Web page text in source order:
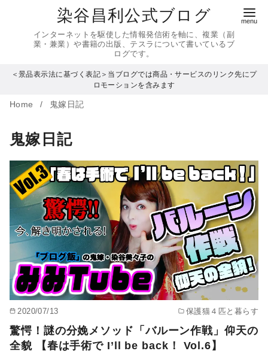
へ
染谷昌利公式ブログ
インターネットを駆使した情報発信術を軸に、複業（副
業・兼業）や書籍の出版、テスラについて書いているブ
ログです。
＜景品表示法に基づく表記＞当ブログでは商品・サービスのリンク先にプ
ロモーションを含みます
Home 鬼嫁日記
鬼嫁日記
2020/07/13 保護猫４匹と暮らす
驚愕！謎の分娩メソッド「バルーン作戦」仰天の
全貌 【春は手術で I’ll be back！ Vol.6】